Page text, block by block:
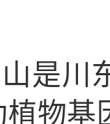
川东
植物基